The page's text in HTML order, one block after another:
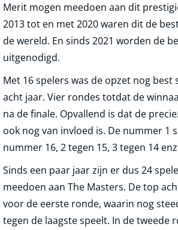
Merit mogen meedoen aan dit
2013 tot en met 2020 waren dit de
de wereld. En sinds 2021 worden de
uitgenodigd.
Met 16 spelers was de opzet nog best
acht jaar. Vier rondes totdat de
na de finale. Opvallend is dat de
ook nog van invloed is. De nummer 1
nummer 16, 2 tegen 15, 3 tegen 14
Sinds een paar jaar zijn er dus 24
meedoen aan The Masters. De top
voor de eerste ronde, waarin nog
tegen de laagste speelt. In de tweede